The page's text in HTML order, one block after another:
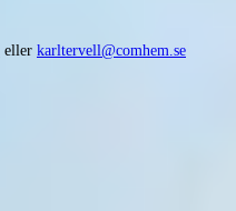
eller karltervell@comhem.se